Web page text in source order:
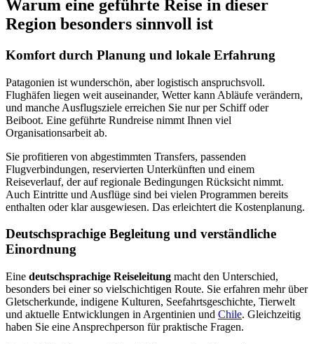
Warum eine geführte Reise in dieser
Region besonders sinnvoll ist
Komfort durch Planung und lokale Erfahrung
Patagonien ist wunderschön, aber logistisch anspruchsvoll.
Flughäfen liegen weit auseinander, Wetter kann Abläufe verändern,
und manche Ausflugsziele erreichen Sie nur per Schiff oder
Beiboot. Eine geführte Rundreise nimmt Ihnen viel
Organisationsarbeit ab.
Sie profitieren von abgestimmten Transfers, passenden
Flugverbindungen, reservierten Unterkünften und einem
Reiseverlauf, der auf regionale Bedingungen Rücksicht nimmt.
Auch Eintritte und Ausflüge sind bei vielen Programmen bereits
enthalten oder klar ausgewiesen. Das erleichtert die Kostenplanung.
Deutschsprachige Begleitung und verständliche
Einordnung
Eine deutschsprachige Reiseleitung macht den Unterschied,
besonders bei einer so vielschichtigen Route. Sie erfahren mehr über
Gletscherkunde, indigene Kulturen, Seefahrtsgeschichte, Tierwelt
und aktuelle Entwicklungen in Argentinien und Chile. Gleichzeitig
haben Sie eine Ansprechperson für praktische Fragen.